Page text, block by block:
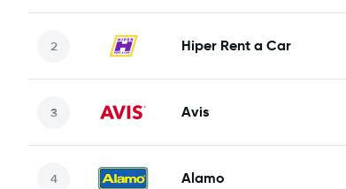
Hiper Rent a Car
Avis
Alamo